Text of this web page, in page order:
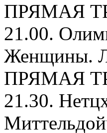
ПРЯМАЯ
21.00.
Женщины.
ПРЯМАЯ
21.30.